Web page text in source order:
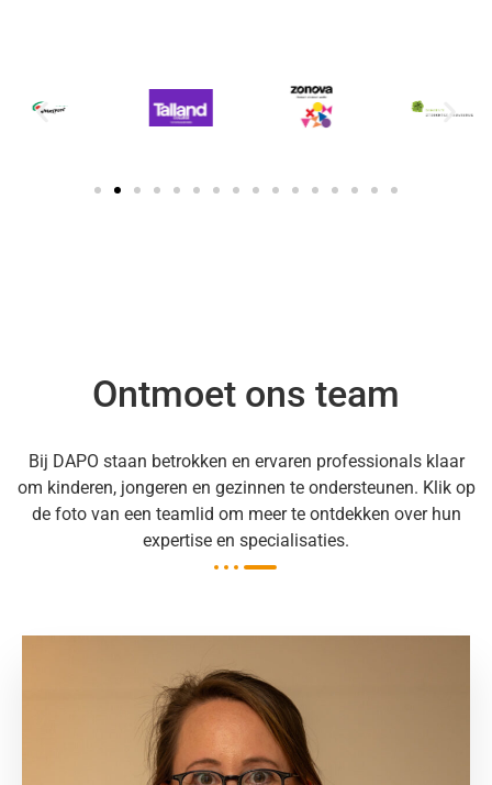
Ontmoet ons team
Bij DAPO staan betrokken en ervaren professionals klaar
om kinderen, jongeren en gezinnen te ondersteunen. Klik op
de foto van een teamlid om meer te ontdekken over hun
expertise en specialisaties.